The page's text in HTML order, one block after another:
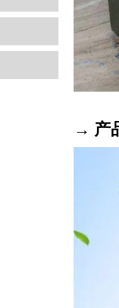
→ 产